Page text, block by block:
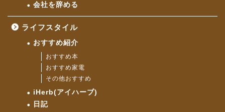
会社を辞める
ライフスタイル
おすすめ紹介
おすすめ本
おすすめ家電
その他おすすめ
iHerb(アイハーブ)
日記